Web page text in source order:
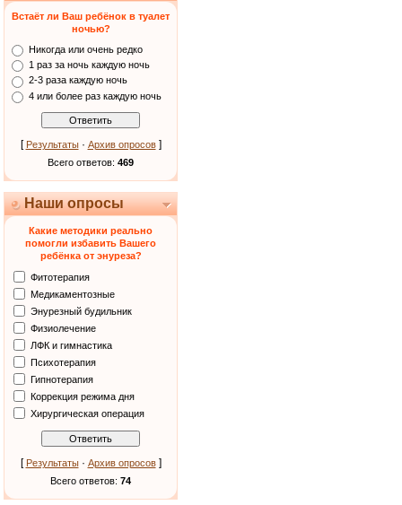
Встаёт ли Ваш ребёнок в туалет
ночью?
Никогда или очень редко
1 раз за ночь каждую ночь
2-3 раза каждую ночь
4 или более раз каждую ночь
[ Результаты· Архив опросов]
Всего ответов: 469
Наши опросы
Какие методики реально
помогли избавить Вашего
ребёнка от энуреза?
Фитотерапия
Медикаментозные
Энурезный будильник
Физиолечение
ЛФК и гимнастика
Психотерапия
Гипнотерапия
Коррекция режима дня
Хирургическая операция
[ Результаты· Архив опросов]
Всего ответов: 74